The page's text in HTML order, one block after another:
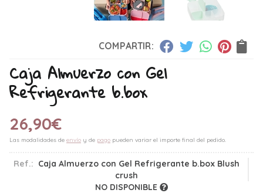
COMPARTIR:
Caja Almuerzo con Gel
Refrigerante b.box
26,90€
Las modalidades de envío y de pago pueden variar el importe final del pedido.
Ref.: Caja Almuerzo con Gel Refrigerante b.box Blush
crush
NO DISPONIBLE